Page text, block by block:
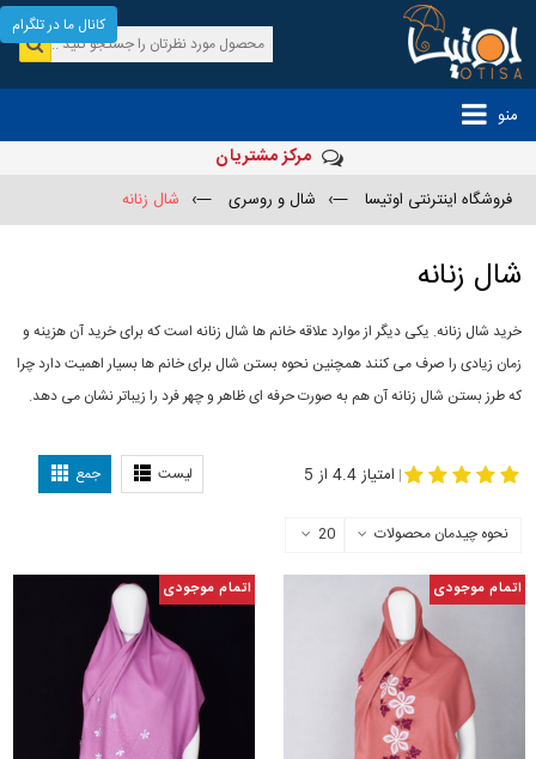
منو
مرکز مشتریان
فروشگاه اینترنتی اوتیسا —› شال و روسری —› شال زنانه
شال زنانه
خرید شال زنانه. یکی دیگر از موارد علاقه خانم ها شال زنانه است که برای خرید آن هزینه و
زمان زیادی را صرف می کنند همچنین نحوه بستن شال برای خانم ها بسیار اهمیت دارد چرا
که طرز بستن شال زنانه آن هم به صورت حرفه ای ظاهر و چهر فرد را زیباتر نشان می دهد.
لیست جمع | امتیاز 4.4 از 5
نحوه چیدمان محصولات 20
اتمام موجودی اتمام موجودی
کانال ما در تلگرام